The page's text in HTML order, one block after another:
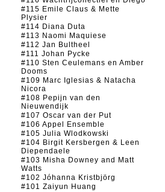
#115 Emile Claus & Mette
Plysier
#114 Diana Duta
#113 Naomi Maquiese
#112 Jan Bultheel
#111 Johan Pycke
#110 Sten Ceulemans en Amber
Dooms
#109 Marc Iglesias & Natacha
Nicora
#108 Pepijn van den
Nieuwendijk
#107 Oscar van der Put
#106 Appel Ensemble
#105 Julia Wlodkowski
#104 Birgit Kersbergen & Leen
Diependaele
#103 Misha Downey and Matt
Watts
#102 Jóhanna Kristbjörg
#101 Zaiyun Huang